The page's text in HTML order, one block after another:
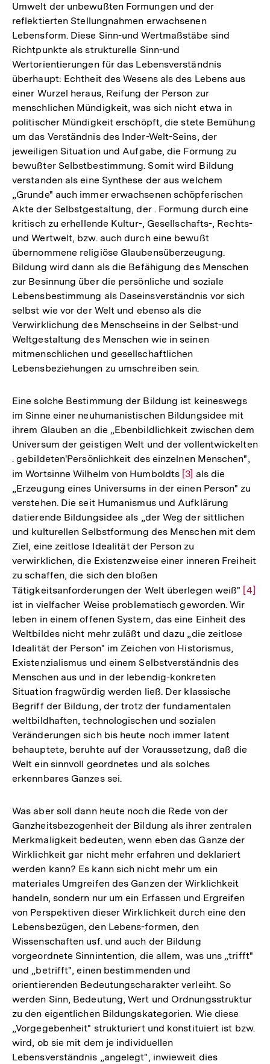
Umwelt der unbewußten Formungen und der
reflektierten Stellungnahmen erwachsenen
Lebensform. Diese Sinn-und Wertmaßstäbe sind
Richtpunkte als strukturelle Sinn-und
Wertorientierungen für das Lebensverständnis
überhaupt: Echtheit des Wesens als des Lebens aus
einer Wurzel heraus, Reifung der Person zur
menschlichen Mündigkeit, was sich nicht etwa in
politischer Mündigkeit erschöpft, die stete Bemühung
um das Verständnis des Inder-Welt-Seins, der
jeweiligen Situation und Aufgabe, die Formung zu
bewußter Selbstbestimmung. Somit wird Bildung
verstanden als eine Synthese der aus welchem
„Grunde" auch immer erwachsenen schöpferischen
Akte der Selbstgestaltung, der . Formung durch eine
kritisch zu erhellende Kultur-, Gesellschafts-, Rechts-
und Wertwelt, bzw. auch durch eine bewußt
übernommene religiöse Glaubensüberzeugung.
Bildung wird dann als die Befähigung des Menschen
zur Besinnung über die persönliche und soziale
Lebensbestimmung als Daseinsverständnis vor sich
selbst wie vor der Welt und ebenso als die
Verwirklichung des Menschseins in der Selbst-und
Weltgestaltung des Menschen wie in seinen
mitmenschlichen und gesellschaftlichen
Lebensbeziehungen zu umschreiben sein.
Eine solche Bestimmung der Bildung ist keineswegs
im Sinne einer neuhumanistischen Bildungsidee mit
ihrem Glauben an die „Ebenbildlichkeit zwischen dem
Universum der geistigen Welt und der vollentwickelten
. gebildeten'Persönlichkeit des einzelnen Menschen",
im Wortsinne Wilhelm von Humboldts Zur
Auflösung
der
Fußnote
[3] als die
„Erzeugung eines Universums in der einen Person" zu
verstehen. Die seit Humanismus und Aufklärung
datierende Bildungsidee als „der Weg der sittlichen
und kulturellen Selbstformung des Menschen mit dem
Ziel, eine zeitlose Idealität der Person zu
verwirklichen, die Existenzweise einer inneren Freiheit
zu schaffen, die sich den bloßen
Tätigkeitsanforderungen der Welt überlegen weiß" Zur
der
[4]
ist in vielfacher Weise problematisch geworden. Wir
leben in einem offenen System, das eine Einheit des
Weltbildes nicht mehr zuläßt und dazu „die zeitlose
Idealität der Person" im Zeichen von Historismus,
Existenzialismus und einem Selbstverständnis des
Menschen aus und in der lebendig-konkreten
Situation fragwürdig werden ließ. Der klassische
Begriff der Bildung, der trotz der fundamentalen
weltbildhaften, technologischen und sozialen
Veränderungen sich bis heute noch immer latent
behauptete, beruhte auf der Voraussetzung, daß die
Welt ein sinnvoll geordnetes und als solches
erkennbares Ganzes sei.
Was aber soll dann heute noch die Rede von der
Ganzheitsbezogenheit der Bildung als ihrer zentralen
Merkmaligkeit bedeuten, wenn eben das Ganze der
Wirklichkeit gar nicht mehr erfahren und deklariert
werden kann? Es kann sich nicht mehr um ein
materiales Umgreifen des Ganzen der Wirklichkeit
handeln, sondern nur um ein Erfassen und Ergreifen
von Perspektiven dieser Wirklichkeit durch eine den
Lebensbezügen, den Lebens-formen, den
Wissenschaften usf. und auch der Bildung
vorgeordnete Sinnintention, die allem, was uns „trifft"
und „betrifft", einen bestimmenden und
orientierenden Bedeutungscharakter verleiht. So
werden Sinn, Bedeutung, Wert und Ordnungsstruktur
zu den eigentlichen Bildungskategorien. Wie diese
„Vorgegebenheit" strukturiert und konstituiert ist bzw.
wird, ob sie mit dem je individuellen
Lebensverständnis „angelegt", inwieweit dies